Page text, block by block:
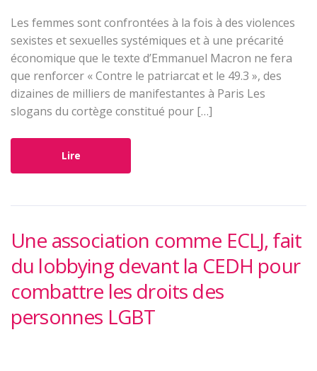
Les femmes sont confrontées à la fois à des violences
sexistes et sexuelles systémiques et à une précarité
économique que le texte d’Emmanuel Macron ne fera
que renforcer « Contre le patriarcat et le 49.3 », des
dizaines de milliers de manifestantes à Paris Les
slogans du cortège constitué pour […]
Lire
Une association comme ECLJ, fait
du lobbying devant la CEDH pour
combattre les droits des
personnes LGBT